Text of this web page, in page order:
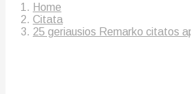
Home
Citata
25 geriausios Remarko citatos